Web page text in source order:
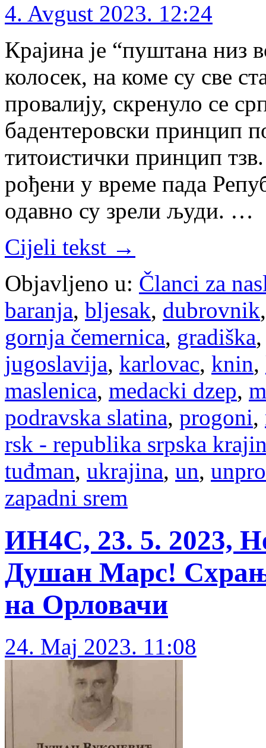
4. Avgust 2023. 12:24
Крајина је “пуштана низ
колосек, на коме су све
провалију, скренуло се
бадентеровски принцип
титоистички принцип
рођени у време пада
одавно су зрели људи. …
Cijeli tekst →
Objavljeno u: Članci za
baranja, bljesak, dubrovnik
gornja čemernica, gradiška
jugoslavija, karlovac, knin,
maslenica, medacki dzep,
podravska slatina, progoni,
rsk - republika srpska
tuđman, ukrajina, un,
zapadni srem
ИН4С, 23. 5. 2023,
Душан Марс!
на Орловачи
24. Maj 2023. 11:08